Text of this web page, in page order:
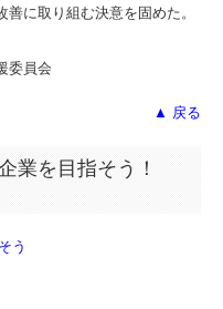
に取り組む決意を固めた。
員会
▲ 戻る
業を目指そう！